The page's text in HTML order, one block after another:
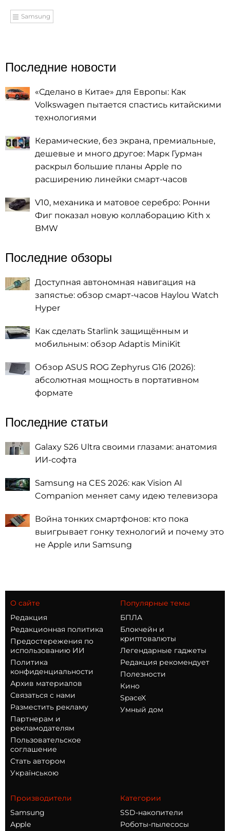
Samsung
Последние новости
«Сделано в Китае» для Европы: Как
Volkswagen пытается спастись китайскими
технологиями
Керамические, без экрана, премиальные,
дешевые и много другое: Марк Гурман
раскрыл большие планы Apple по
расширению линейки смарт-часов
V10, механика и матовое серебро: Ронни
Фиг показал новую коллаборацию Kith x
BMW
Последние обзоры
Доступная автономная навигация на
запястье: обзор смарт-часов Haylou Watch
Hyper
Как сделать Starlink защищённым и
мобильным: обзор Adaptis MiniKit
Обзор ASUS ROG Zephyrus G16 (2026):
абсолютная мощность в портативном
формате
Последние статьи
Galaxy S26 Ultra своими глазами: анатомия
ИИ-софта
Samsung на CES 2026: как Vision AI
Companion меняет саму идею телевизора
Война тонких смартфонов: кто пока
выигрывает гонку технологий и почему это
не Apple или Samsung
О сайте
Редакция
Редакционная политика
Предостережения по
использованию ИИ
Политика
конфиденциальности
Архив материалов
Связаться с нами
Разместить рекламу
Партнерам и
рекламодателям
Пользовательское
соглашение
Стать автором
Українською
Популярные темы
БПЛА
Блокчейн и
криптовалюты
Легендарные гаджеты
Редакция рекомендует
Полезности
Кино
SpaceX
Умный дом
Производители
Samsung
Apple
Категории
SSD-накопители
Роботы-пылесосы